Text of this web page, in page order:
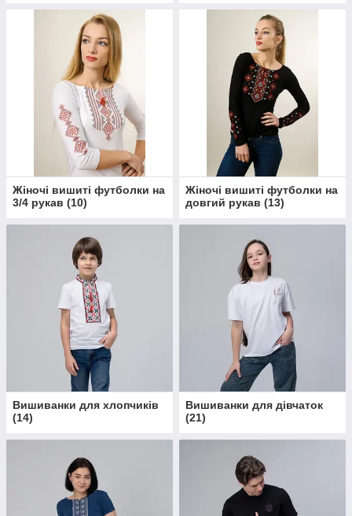
Жіночі вишиті футболки на
3/4 рукав (10)
Жіночі вишиті футболки на
довгий рукав (13)
Вишиванки для хлопчиків
(14)
Вишиванки для дівчаток
(21)